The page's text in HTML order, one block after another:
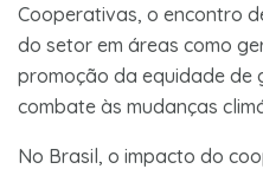
Cooperativas, o encontro
do setor em áreas como
promoção da equidade de
combate às mudanças
No Brasil, o impacto do